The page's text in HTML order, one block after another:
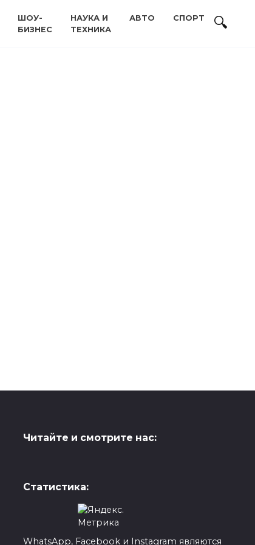
ШОУ-
БИЗНЕС
НАУКА И
ТЕХНИКА
АВТО СПОРТ
Читайте и смотрите нас:
Статистика:
WhatsApp, Facebook и Instagram являются